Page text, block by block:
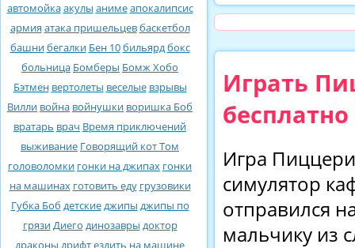
автомойкаакулы анимеапокалипсис
армия атака пришельцевбаскетбол
башнибегалки Бен 10бильярдбокс
больница Бомберы Бомж Хобо
Бэтмен вертолеты веселые взрывы
Вилли война войнушки воришка Боб
вратарь врач Время приключений
выживание Говорящий кот Том
головоломки гонки на джипах гонки
на машинах готовить еду грузовики
Губка Боб детскиеджипы джипы по
грязиДиего динозавры доктор
драконы дрифтездить на машине
Играть
Игра
симулятор
отправился
мальчику из